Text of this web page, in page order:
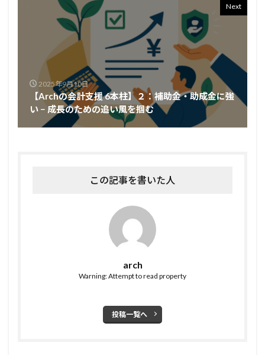
Next
2025年9月10日
【Archの会計支援 6本柱】２：補助金・助成金に強
い − 成長のための追い風を掴む
この記事を書いた人
arch
Warning: Attempt to read property
投稿一覧へ